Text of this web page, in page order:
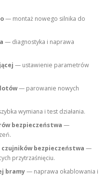
— montaż nowego silnika do
— diagnostyka i naprawa
— ustawienie parametrów
— parowanie nowych
wymiana i test działania.
bezpieczeństwa —
bezpieczeństwa —
przytrzaśnięciu.
bramy— naprawa okablowania i